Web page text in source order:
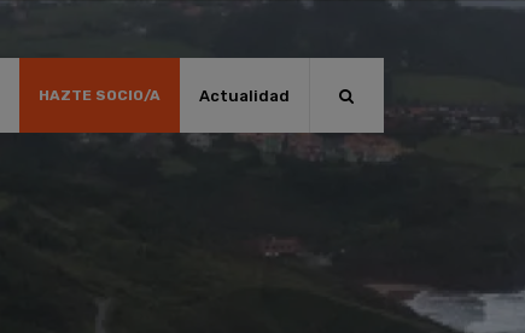
HAZTE SOCIO/A Actualidad